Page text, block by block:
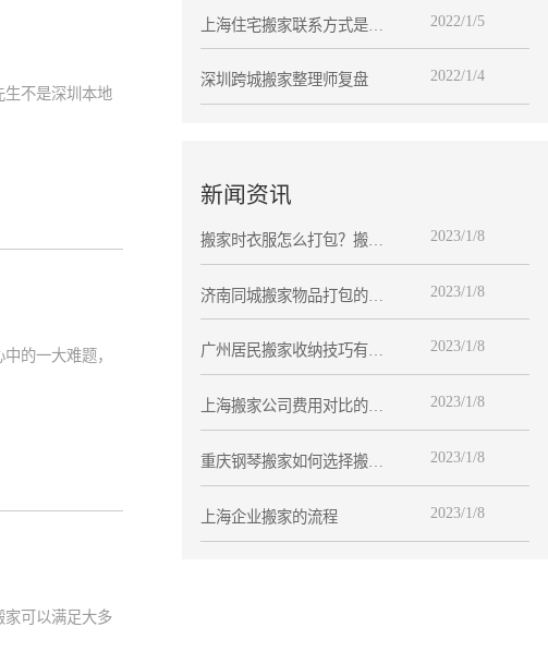
生不是深圳本地
的一大难题，
家可以满足大多
上海住宅搬家联系方式是多
少？
2022/1/5
深圳跨城搬家整理师复盘 2022/1/4
新闻资讯
搬家时衣服怎么打包？搬家
打包大全
2023/1/8
济南同城搬家物品打包的注
意事项
2023/1/8
广州居民搬家收纳技巧有哪
些
2023/1/8
上海搬家公司费用对比的要
点
2023/1/8
重庆钢琴搬家如何选择搬家
公司
2023/1/8
上海企业搬家的流程 2023/1/8